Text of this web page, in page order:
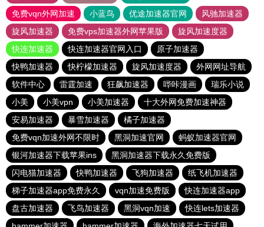
免费vqn外网加速
小蓝鸟 优途加速器官网
风驰加速器
旋风加速器
免费vps加速器外网苹果版
旋风加速度器
快连加速器
快连加速器官网入口
原子加速器
快鸭加速器
快柠檬加速器 旋风加速度器
外网网址导航
软件中心
雷霆加速 狂飙加速器 哔咔漫画
瑞乐小说
小美
小美vpn 小美加速器
十大外网免费加速神器
安易加速器
暴雪加速器
橘子加速器
免费vqn加速外网不限时
黑洞加速官网
蚂蚁加速器官网
银河加速器下载苹果ins
黑洞加速器下载永久免费版
闪电猫加速器
快鸭加速器 飞狗加速器
纸飞机加速器
梯子加速器app免费永久
vqn加速免费版
快连加速器app
盘古加速器
飞鸟加速器 黑洞vqn加速
快连lets加速器